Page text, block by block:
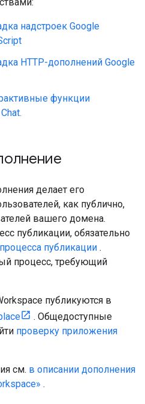
надстроек Google
HTTP-дополнений Google
функции
делает его
как публично,
вашего домена.
публикации, обязательно
публикации .
процесс, требующий
публикуются в
. Общедоступные
проверку приложения
см. в описании дополнения
.